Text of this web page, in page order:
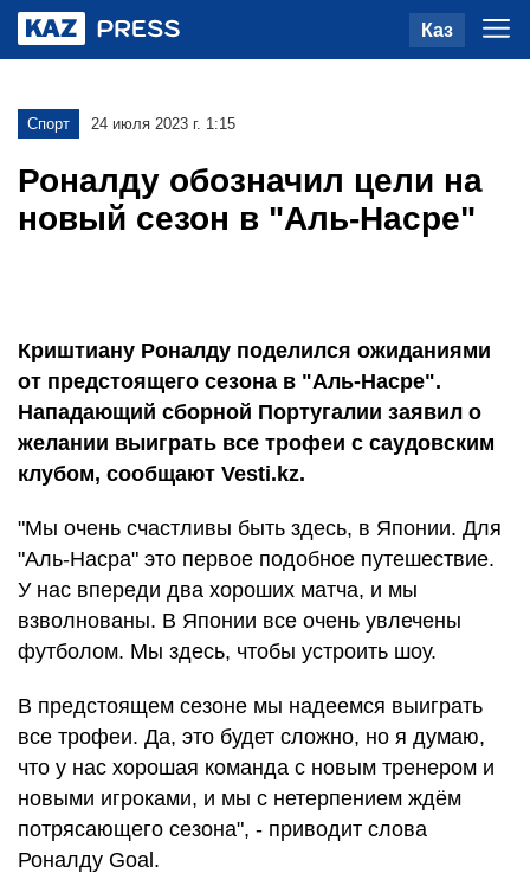
Каз
Спорт 24 июля 2023 г. 1:15
Роналду обозначил цели на
новый сезон в "Аль-Насре"
Криштиану Роналду поделился ожиданиями
от предстоящего сезона в "Аль-Насре".
Нападающий сборной Португалии заявил о
желании выиграть все трофеи с саудовским
клубом, сообщают Vesti.kz.
"Мы очень счастливы быть здесь, в Японии. Для
"Аль-Насра" это первое подобное путешествие.
У нас впереди два хороших матча, и мы
взволнованы. В Японии все очень увлечены
футболом. Мы здесь, чтобы устроить шоу.
В предстоящем сезоне мы надеемся выиграть
все трофеи. Да, это будет сложно, но я думаю,
что у нас хорошая команда с новым тренером и
новыми игроками, и мы с нетерпением ждём
потрясающего сезона", - приводит слова
Роналду Goal.